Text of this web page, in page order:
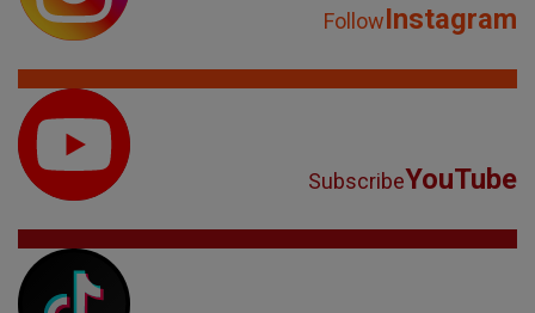
FollowInstagram
SubscribeYouTube